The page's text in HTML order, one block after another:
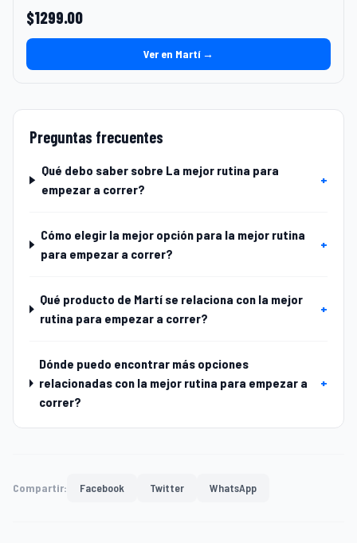
$1299.00
Ver en Martí →
Preguntas frecuentes
Qué debo saber sobre La mejor rutina para
empezar a correr?
+
Cómo elegir la mejor opción para la mejor rutina
para empezar a correr?
+
Qué producto de Martí se relaciona con la mejor
rutina para empezar a correr?
+
Dónde puedo encontrar más opciones
relacionadas con la mejor rutina para empezar a
correr?
+
Compartir: Facebook Twitter WhatsApp